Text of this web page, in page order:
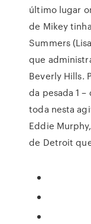
último lugar
de Mikey
Summers
que
Beverly Hills.
da pesada 1
toda nesta
Eddie
de Detroit